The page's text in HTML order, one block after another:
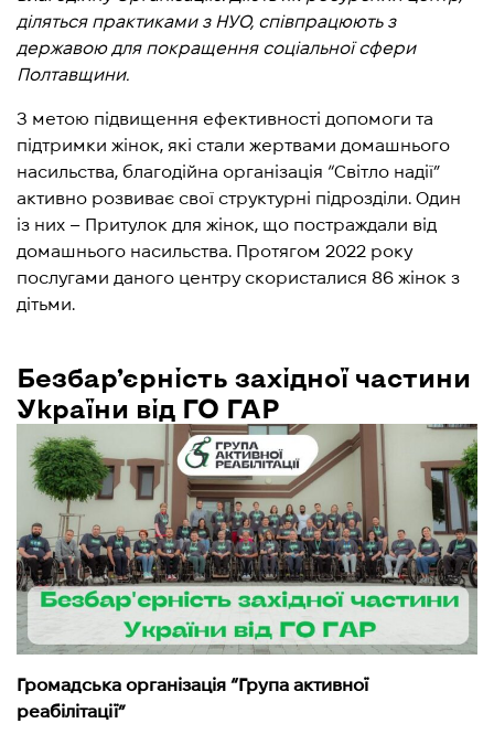
діляться практиками з НУО, співпрацюють з
державою для покращення соціальної сфери
Полтавщини.
З метою підвищення ефективності допомоги та
підтримки жінок, які стали жертвами домашнього
насильства, благодійна організація “Світло надії”
активно розвиває свої структурні підрозділи. Один
із них – Притулок для жінок, що постраждали від
домашнього насильства. Протягом 2022 року
послугами даного центру скористалися 86 жінок з
дітьми.
Безбар’єрність західної частини
України від ГО ГАР
Громадська організація “Група активної
реабілітації”